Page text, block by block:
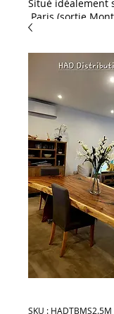
Situé idéalement
Paris (sortie
showroom HAD
vous soyez un
professionnel,
notre large
l'aménagement et
extérieurs &
Spécialistes
extérieurs, nous
un large choix de
margelles de
notamment au
du célèbre
disponible
Solutions
carrelages :
sélection de
complète de
SKU : HADTBMS2.5M